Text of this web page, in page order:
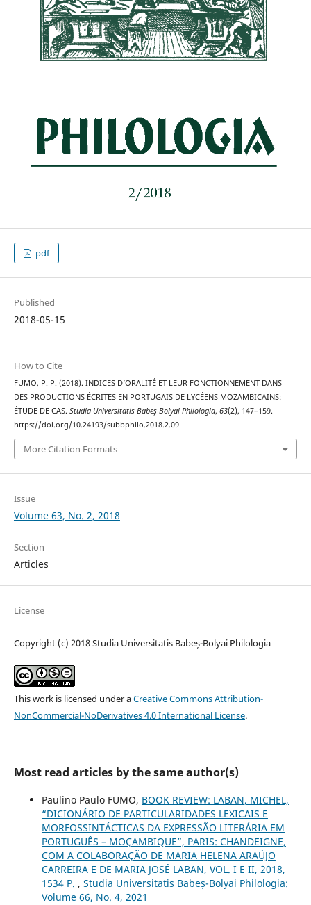
pdf
Published
2018-05-15
How to Cite
FUMO, P. P. (2018). INDICES D’ORALITÉ ET LEUR FONCTIONNEMENT DANS
DES PRODUCTIONS ÉCRITES EN PORTUGAIS DE LYCÉENS MOZAMBICAINS:
ÉTUDE DE CAS. Studia Universitatis Babeș-Bolyai Philologia, 63(2), 147–159.
https://doi.org/10.24193/subbphilo.2018.2.09
More Citation Formats
Issue
Volume 63, No. 2, 2018
Section
Articles
License
Copyright (c) 2018 Studia Universitatis Babeș-Bolyai Philologia
This work is licensed under aCreative Commons Attribution-
NonCommercial-NoDerivatives 4.0 International License.
Most read articles by the same author(s)
Paulino Paulo FUMO, BOOK REVIEW: LABAN, MICHEL,
“DICIONÁRIO DE PARTICULARIDADES LEXICAIS E
MORFOSSINTÁCTICAS DA EXPRESSÃO LITERÁRIA EM
PORTUGUÊS – MOÇAMBIQUE”, PARIS: CHANDEIGNE,
COM A COLABORAÇÃO DE MARIA HELENA ARAÚJO
CARREIRA E DE MARIA JOSÉ LABAN, VOL. I E II, 2018,
1534 P. , Studia Universitatis Babeș-Bolyai Philologia:
Volume 66, No. 4, 2021